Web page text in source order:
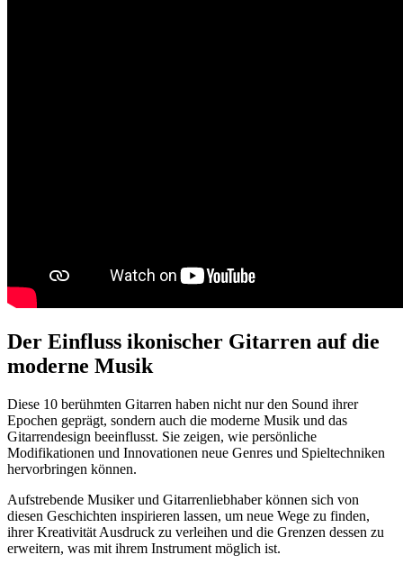
Der Einfluss ikonischer Gitarren auf die
moderne Musik
Diese 10 berühmten Gitarren haben nicht nur den Sound ihrer
Epochen geprägt, sondern auch die moderne Musik und das
Gitarrendesign beeinflusst. Sie zeigen, wie persönliche
Modifikationen und Innovationen neue Genres und Spieltechniken
hervorbringen können.
Aufstrebende Musiker und Gitarrenliebhaber können sich von
diesen Geschichten inspirieren lassen, um neue Wege zu finden,
ihrer Kreativität Ausdruck zu verleihen und die Grenzen dessen zu
erweitern, was mit ihrem Instrument möglich ist.